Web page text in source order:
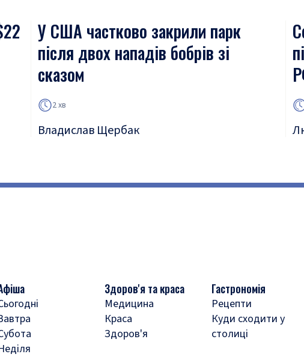
У США частково закрили парк
після двох нападів бобрів зі
сказом
2 хв
Владислав Щербак
Здоров'я та краса
Медицина
Краса
Здоров'я
Гастрономія
Рецепти
Куди сходити у
столиці